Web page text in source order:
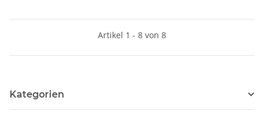
Artikel 1 - 8 von 8
Kategorien